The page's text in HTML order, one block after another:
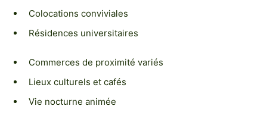
Colocations conviviales
Résidences universitaires
Commerces de proximité variés
Lieux culturels et cafés
Vie nocturne animée